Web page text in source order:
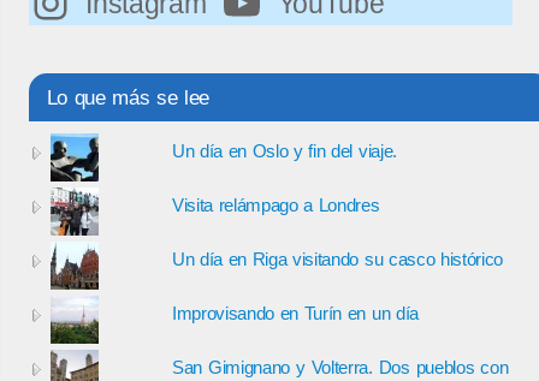
Lo que más se lee
Un día en Oslo y fin del viaje.
Visita relámpago a Londres
Un día en Riga visitando su casco histórico
Improvisando en Turín en un día
San Gimignano y Volterra. Dos pueblos con